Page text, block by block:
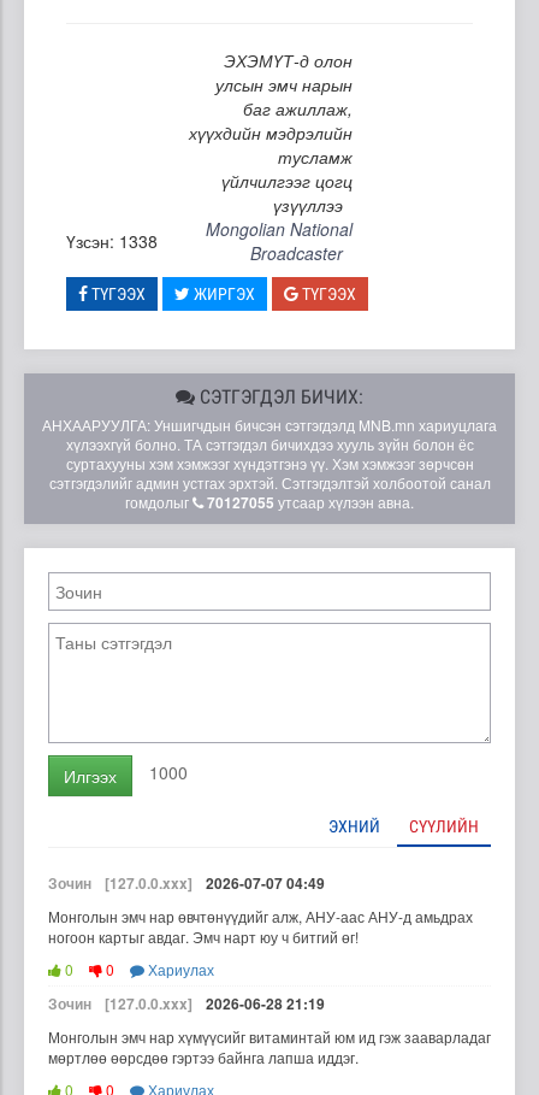
ЭХЭМҮТ-д олон
улсын эмч нарын
баг ажиллаж,
хүүхдийн мэдрэлийн
тусламж
үйлчилгээг цогц
үзүүллээ
Үзсэн: 1338
Mongolian National
Broadcaster
ТҮГЭЭХ ЖИРГЭХ ТҮГЭЭХ
СЭТГЭГДЭЛ БИЧИХ:
АНХААРУУЛГА: Уншигчдын бичсэн сэтгэгдэлд MNB.mn хариуцлага
хүлээхгүй болно. ТА сэтгэгдэл бичихдээ хууль зүйн болон ёс
суртахууны хэм хэмжээг хүндэтгэнэ үү. Хэм хэмжээг зөрчсөн
сэтгэгдэлийг админ устгах эрхтэй. Сэтгэгдэлтэй холбоотой санал
гомдолыг
70127055 утсаар хүлээн авна.
Илгээх 1000
ЭХНИЙ СҮҮЛИЙН
Зочин [127.0.0.xxx] 2026-07-07 04:49
Монголын эмч нар өвчтөнүүдийг алж, АНУ-аас АНУ-д амьдрах
ногоон картыг авдаг. Эмч нарт юу ч битгий өг!
0
0 Хариулах
Зочин [127.0.0.xxx] 2026-06-28 21:19
Монголын эмч нар хүмүүсийг витаминтай юм ид гэж зааварладаг
мөртлөө өөрсдөө гэртээ байнга лапша иддэг.
0
0 Хариулах